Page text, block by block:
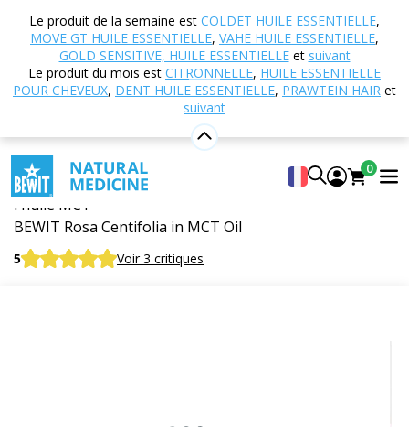
Le produit de la semaine est COLDET HUILE ESSENTIELLE,
MOVE GT HUILE ESSENTIELLE, VAHE HUILE ESSENTIELLE,
GOLD SENSITIVE, HUILE ESSENTIELLEet suivant
Le produit du mois est CITRONNELLE, HUILE ESSENTIELLE
POUR CHEVEUX, DENT HUILE ESSENTIELLE, PRAWTEIN HAIR et
suivant
0
Boutique en ligne
Huiles essentielles
Huiles essentielles simples
Huile essentielle de Rose Centifolia dans l'huile MCT
Huile essentielle de Rose Centifolia
dans l'huile MCT
Huile essentielle 100% pure et naturelle CTEO® dans
l'huile MCT
BEWIT Rosa Centifolia in MCT Oil
5 Voir 3 critiques